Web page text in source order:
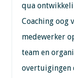
qua
Coaching oog
medewerker
team en
overtuigingen